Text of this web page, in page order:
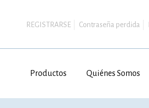
REGISTRARSE Contraseña perdida
Productos Quiénes Somos